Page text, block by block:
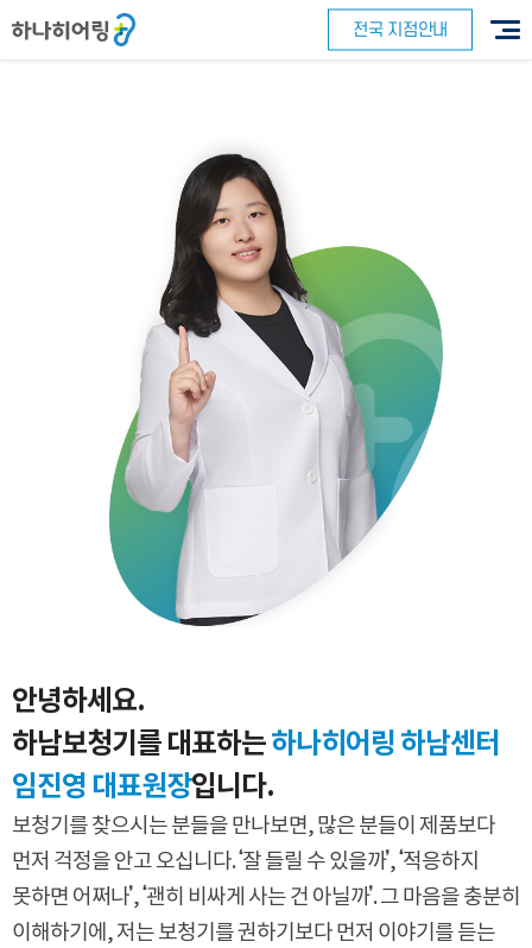
전국 지점안내
안녕하세요.
하남보청기를 대표하는하나히어링 하남센터
임진영 대표원장입니다.
보청기를 찾으시는 분들을 만나보면, 많은 분들이 제품보다
먼저 걱정을 안고 오십니다.‘잘 들릴 수 있을까’, ‘적응하지
못하면 어쩌나’, ‘괜히 비싸게 사는 건 아닐까’.그 마음을 충분히
이해하기에, 저는 보청기를 권하기보다 먼저 이야기를 듣는